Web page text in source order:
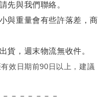
先與我們聯絡。
與重量會有些許落差，商
貨，週末物流無收件。
效日期前90日以上，建議
－－－－－－